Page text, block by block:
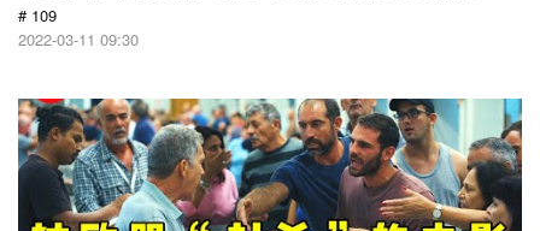
# 109
2022-03-11 09:30